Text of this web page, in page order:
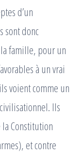
d’un
sont donc
famille, pour un
à un vrai
voient comme un
Ils
Constitution
et contre